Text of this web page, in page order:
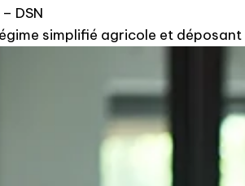
DSN
simplifié agricole et